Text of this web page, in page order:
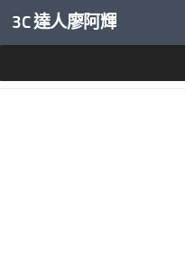
內文下方
3C 達人廖阿輝